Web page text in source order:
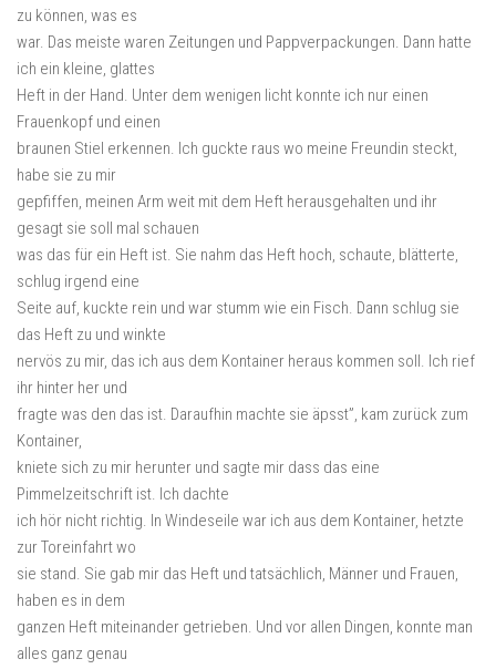
zu können, was es
war. Das meiste waren Zeitungen und Pappverpackungen. Dann hatte
ich ein kleine, glattes
Heft in der Hand. Unter dem wenigen licht konnte ich nur einen
Frauenkopf und einen
braunen Stiel erkennen. Ich guckte raus wo meine Freundin steckt,
habe sie zu mir
gepfiffen, meinen Arm weit mit dem Heft herausgehalten und ihr
gesagt sie soll mal schauen
was das für ein Heft ist. Sie nahm das Heft hoch, schaute, blätterte,
schlug irgend eine
Seite auf, kuckte rein und war stumm wie ein Fisch. Dann schlug sie
das Heft zu und winkte
nervös zu mir, das ich aus dem Kontainer heraus kommen soll. Ich rief
ihr hinter her und
fragte was den das ist. Daraufhin machte sie äpsst”, kam zurück zum
Kontainer,
kniete sich zu mir herunter und sagte mir dass das eine
Pimmelzeitschrift ist. Ich dachte
ich hör nicht richtig. In Windeseile war ich aus dem Kontainer, hetzte
zur Toreinfahrt wo
sie stand. Sie gab mir das Heft und tatsächlich, Männer und Frauen,
haben es in dem
ganzen Heft miteinander getrieben. Und vor allen Dingen, konnte man
alles ganz genau